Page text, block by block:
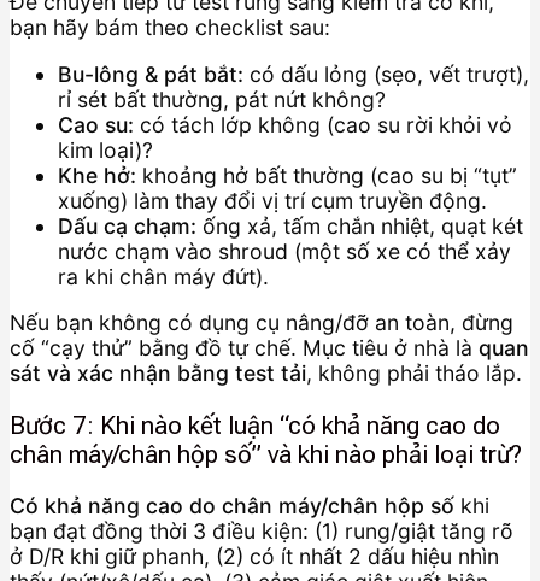
bạn hãy bám theo checklist sau:
Bu-lông & pát bắt: có dấu lỏng (sẹo, vết trượt),
rỉ sét bất thường, pát nứt không?
Cao su: có tách lớp không (cao su rời khỏi vỏ
kim loại)?
Khe hở: khoảng hở bất thường (cao su bị “tụt”
xuống) làm thay đổi vị trí cụm truyền động.
Dấu cạ chạm: ống xả, tấm chắn nhiệt, quạt két
nước chạm vào shroud (một số xe có thể xảy
ra khi chân máy đứt).
Nếu bạn không có dụng cụ nâng/đỡ an toàn, đừng
cố “cạy thử” bằng đồ tự chế. Mục tiêu ở nhà là quan
sát và xác nhận bằng test tải, không phải tháo lắp.
Bước 7: Khi nào kết luận “có khả năng cao do
chân máy/chân hộp số” và khi nào phải loại trừ?
Có khả năng cao do chân máy/chân hộp số khi
bạn đạt đồng thời 3 điều kiện: (1) rung/giật tăng rõ
ở D/R khi giữ phanh, (2) có ít nhất 2 dấu hiệu nhìn